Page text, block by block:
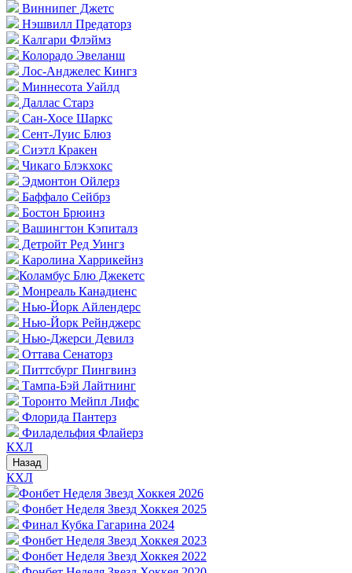
Виннипег Джетс
Нэшвилл Предаторз
Калгари Флэймз
Колорадо Эвеланш
Лос-Анджелес Кингз
Миннесота Уайлд
Даллас Старз
Сан-Хосе Шаркс
Сент-Луис Блюз
Сиэтл Кракен
Чикаго Блэкхокс
Эдмонтон Ойлерз
Баффало Сейбрз
Бостон Брюинз
Вашингтон Кэпиталз
Детройт Ред Уингз
Каролина Харрикейнз
Коламбус Блю Джекетс
Монреаль Канадиенс
Нью-Йорк Айлендерс
Нью-Йорк Рейнджерс
Нью-Джерси Девилз
Оттава Сенаторз
Питтсбург Пингвинз
Тампа-Бэй Лайтнинг
Торонто Мейпл Лифс
Флорида Пантерз
Филадельфия Флайерз
КХЛ
Назад
КХЛ
Фонбет Неделя Звезд Хоккея 2026
Фонбет Неделя Звезд Хоккея 2025
Финал Кубка Гагарина 2024
Фонбет Неделя Звезд Хоккея 2023
Фонбет Неделя Звезд Хоккея 2022